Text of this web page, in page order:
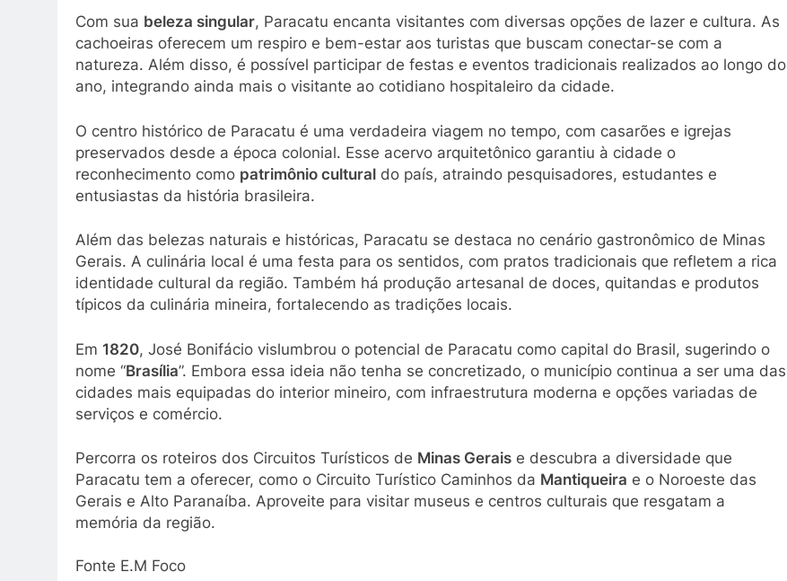
Com sua beleza singular, Paracatu encanta visitantes com diversas opções de lazer e cultura. As
cachoeiras oferecem um respiro e bem-estar aos turistas que buscam conectar-se com a
natureza. Além disso, é possível participar de festas e eventos tradicionais realizados ao longo do
ano, integrando ainda mais o visitante ao cotidiano hospitaleiro da cidade.
O centro histórico de Paracatu é uma verdadeira viagem no tempo, com casarões e igrejas
preservados desde a época colonial. Esse acervo arquitetônico garantiu à cidade o
reconhecimento como patrimônio cultural do país, atraindo pesquisadores, estudantes e
entusiastas da história brasileira.
Além das belezas naturais e históricas, Paracatu se destaca no cenário gastronômico de Minas
Gerais. A culinária local é uma festa para os sentidos, com pratos tradicionais que refletem a rica
identidade cultural da região. Também há produção artesanal de doces, quitandas e produtos
típicos da culinária mineira, fortalecendo as tradições locais.
Em 1820, José Bonifácio vislumbrou o potencial de Paracatu como capital do Brasil, sugerindo o
nome “Brasília”. Embora essa ideia não tenha se concretizado, o município continua a ser uma das
cidades mais equipadas do interior mineiro, com infraestrutura moderna e opções variadas de
serviços e comércio.
Percorra os roteiros dos Circuitos Turísticos de Minas Gerais e descubra a diversidade que
Paracatu tem a oferecer, como o Circuito Turístico Caminhos da Mantiqueira e o Noroeste das
Gerais e Alto Paranaíba. Aproveite para visitar museus e centros culturais que resgatam a
memória da região.
Fonte E.M Foco